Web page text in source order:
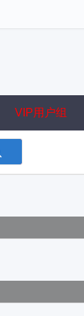
VIP用户组